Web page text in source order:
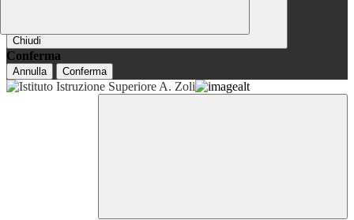
Chiudi
Conferma
Annulla Conferma